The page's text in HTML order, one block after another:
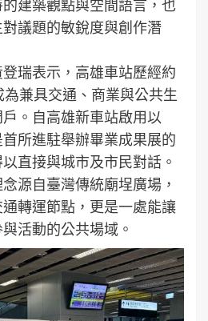
建築觀點與空間語言，也
議題的敏銳度與創作潛
瑞表示，高雄車站歷經約
兼具交通、商業與公共生
。自高雄新車站啟用以
所進駐舉辦畢業成果展的
直接與城市及市民對話。
源自臺灣傳統廟埕廣場，
轉運節點，更是一處能讓
活動的公共場域。